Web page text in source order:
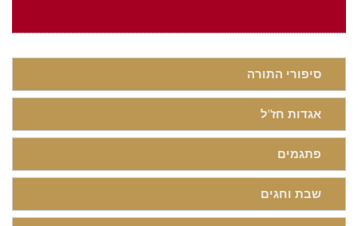
סיפורי התורה
אגדות חז"ל
פתגמים
שבת וחגים